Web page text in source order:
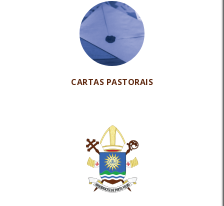
CARTAS PASTORAIS